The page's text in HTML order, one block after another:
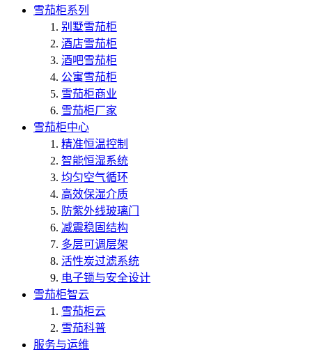
雪茄柜系列
别墅雪茄柜
酒店雪茄柜
酒吧雪茄柜
公寓雪茄柜
雪茄柜商业
雪茄柜厂家
雪茄柜中心
精准恒温控制
智能恒湿系统
均匀空气循环
高效保湿介质
防紫外线玻璃门
减震稳固结构
多层可调层架
活性炭过滤系统
电子锁与安全设计
雪茄柜智云
雪茄柜云
雪茄科普
服务与运维